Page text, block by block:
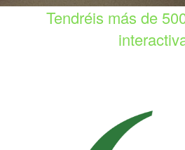
Tendréis más de